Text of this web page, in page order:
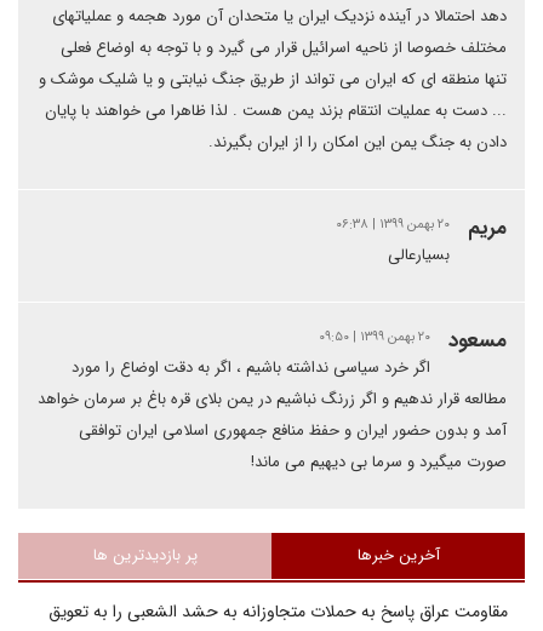
دهد احتمالا در آینده نزدیک ایران یا متحدان آن مورد هجمه و عملیاتهای
مختلف خصوصا از ناحیه اسرائیل قرار می گیرد و با توجه به اوضاع فعلی
تنها منطقه ای که ایران می تواند از طریق جنگ نیابتی و یا شلیک موشک و
... دست به عملیات انتقام بزند یمن هست . لذا ظاهرا می خواهند با پایان
دادن به جنگ یمن این امکان را از ایران بگیرند.
مریم ۲۰ بهمن ۱۳۹۹ | ۰۶:۳۸
بسیارعالی
مسعود ۲۰ بهمن ۱۳۹۹ | ۰۹:۵۰
اگر خرد سیاسی نداشته باشیم ، اگر به دقت اوضاع را مورد
مطالعه قرار ندهیم و اگر زرنگ نباشیم در یمن بلای قره باغ بر سرمان خواهد
آمد و بدون حضور ایران و حفظ منافع جمهوری اسلامی ایران توافقی
صورت میگیرد و سرما بی دیهیم می ماند!
آخرین خبرها پر بازدیدترین ها
مقاومت عراق پاسخ به حملات متجاوزانه به حشد الشعبی را به تعویق